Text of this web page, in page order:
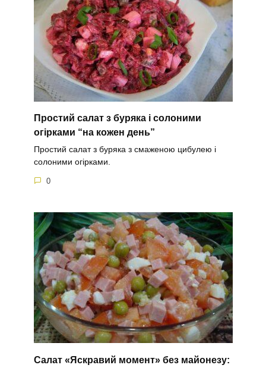
Простий салат з буряка і солоними
огірками “на кожен день”
Простий салат з буряка з смаженою цибулею і
солоними огірками.
0
Салат «Яскравий момент» без майонезу: